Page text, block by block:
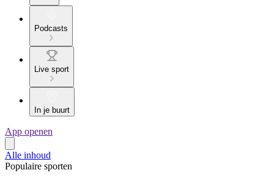
Podcasts
Live sport
In je buurt
App openen
Alle inhoud
Populaire sporten